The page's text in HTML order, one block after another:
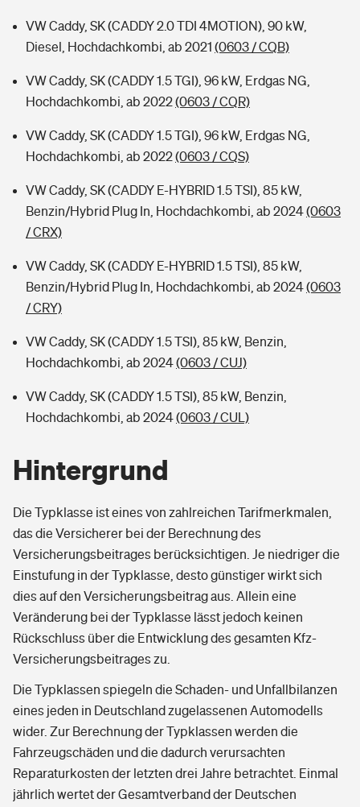
VW Caddy, SK (CADDY 2.0 TDI 4MOTION), 90 kW,
Diesel, Hochdachkombi, ab 2021 (0603 / CQB)
VW Caddy, SK (CADDY 1.5 TGI), 96 kW, Erdgas NG,
Hochdachkombi, ab 2022(0603 / CQR)
VW Caddy, SK (CADDY 1.5 TGI), 96 kW, Erdgas NG,
Hochdachkombi, ab 2022(0603 / CQS)
VW Caddy, SK (CADDY E-HYBRID 1.5 TSI), 85 kW,
Benzin/Hybrid Plug In, Hochdachkombi, ab 2024(0603
/ CRX)
VW Caddy, SK (CADDY E-HYBRID 1.5 TSI), 85 kW,
Benzin/Hybrid Plug In, Hochdachkombi, ab 2024(0603
/ CRY)
VW Caddy, SK (CADDY 1.5 TSI), 85 kW, Benzin,
Hochdachkombi, ab 2024(0603 / CUJ)
VW Caddy, SK (CADDY 1.5 TSI), 85 kW, Benzin,
Hochdachkombi, ab 2024(0603 / CUL)
Hintergrund
Die Typklasse ist eines von zahlreichen Tarifmerkmalen,
das die Versicherer bei der Berechnung des
Versicherungsbeitrages berücksichtigen. Je niedriger die
Einstufung in der Typklasse, desto günstiger wirkt sich
dies auf den Versicherungsbeitrag aus. Allein eine
Veränderung bei der Typklasse lässt jedoch keinen
Rückschluss über die Entwicklung des gesamten Kfz-
Versicherungsbeitrages zu.
Die Typklassen spiegeln die Schaden- und Unfallbilanzen
eines jeden in Deutschland zugelassenen Automodells
wider. Zur Berechnung der Typklassen werden die
Fahrzeugschäden und die dadurch verursachten
Reparaturkosten der letzten drei Jahre betrachtet. Einmal
jährlich wertet der Gesamtverband der Deutschen